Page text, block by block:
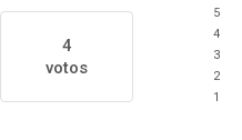
4
votos
5
4
3
2
1